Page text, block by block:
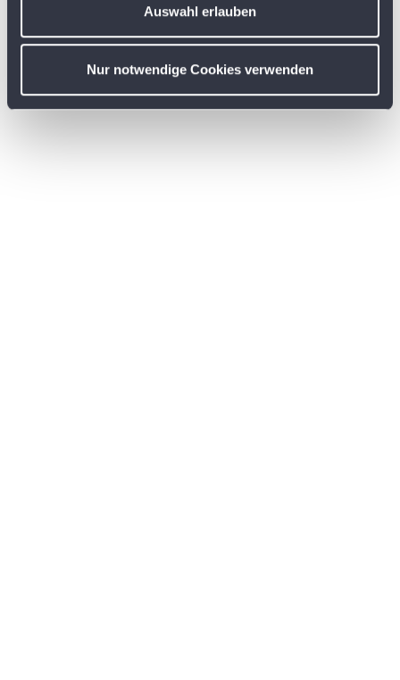
Auswahl erlauben
Nur notwendige Cookies verwenden